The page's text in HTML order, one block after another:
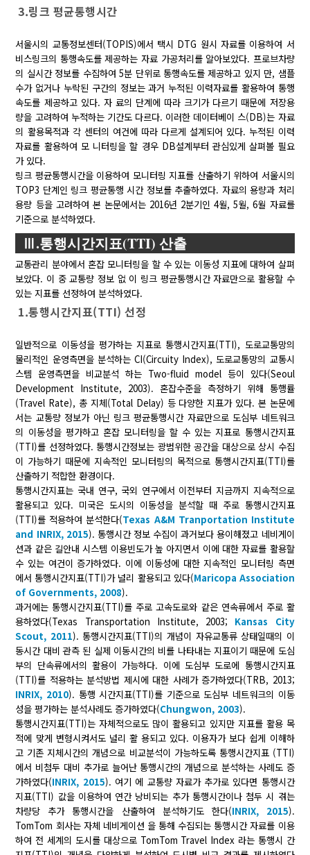
3.링크 평균통행시간
서울시의 교통정보센터(TOPIS)에서 택시 DTG 원시 자료를 이용하여 서
비스링크의 통행속도를 제공하는 자료 가공처리를 알아보았다. 프로브차량
의 실시간 정보를 수집하여 5분 단위로 통행속도를 제공하고 있지 만, 샘플
수가 없거나 누락된 구간의 정보는 과거 누적된 이력자료를 활용하여 통행
속도를 제공하고 있다. 자 료의 단계에 따라 크기가 다르기 때문에 저장용
량을 고려하여 누적하는 기간도 다르다. 이러한 데이터베이 스(DB)는 자료
의 활용목적과 각 센터의 여건에 따라 다르게 설계되어 있다. 누적된 이력
자료를 활용하여 모 니터링을 할 경우 DB설계부터 관심있게 살펴볼 필요
가 있다.
링크 평균통행시간을 이용하여 모니터링 지표를 산출하기 위하여 서울시의
TOP3 단계인 링크 평균통행 시간 정보를 추출하였다. 자료의 용량과 처리
용량 등을 고려하여 본 논문에서는 2016년 2분기인 4월, 5월, 6월 자료를
기준으로 분석하였다.
Ⅲ.통행시간지표(TTI) 산출
교통관리 분야에서 혼잡 모니터링을 할 수 있는 이동성 지표에 대하여 살펴
보았다. 이 중 교통량 정보 없 이 링크 평균통행시간 자료만으로 활용할 수
있는 지표를 선정하여 분석하였다.
1.통행시간지표(TTI) 선정
일반적으로 이동성을 평가하는 지표로 통행시간지표(TTI), 도로교통망의
물리적인 운영측면을 분석하는 CI(Circuity Index), 도로교통망의 교통시
스템 운영측면을 비교분석 하는 Two-fluid model 등이 있다(Seoul
Development Institute, 2003). 혼잡수준을 측정하기 위해 통행률
(Travel Rate), 총 지체(Total Delay) 등 다양한 지표가 있다. 본 논문에
서는 교통량 정보가 아닌 링크 평균통행시간 자료만으로 도심부 네트워크
의 이동성을 평가하고 혼잡 모니터링을 할 수 있는 지표로 통행시간지표
(TTI)를 선정하였다. 통행시간정보는 광범위한 공간을 대상으로 상시 수집
이 가능하기 때문에 지속적인 모니터링의 목적으로 통행시간지표(TTI)를
산출하기 적합한 환경이다.
통행시간지표는 국내 연구, 국외 연구에서 이전부터 지금까지 지속적으로
활용되고 있다. 미국은 도시의 이동성을 분석할 때 주로 통행시간지표
(TTI)를 적용하여 분석한다(Texas A&M Tranportation Institute
and INRIX, 2015). 통행시간 정보 수집이 과거보다 용이해졌고 네비게이
션과 같은 길안내 시스템 이용빈도가 높 아지면서 이에 대한 자료를 활용할
수 있는 여건이 증가하였다. 이에 이동성에 대한 지속적인 모니터링 측면
에서 통행시간지표(TTI)가 널리 활용되고 있다(Maricopa Association
of Governments, 2008).
과거에는 통행시간지표(TTI)를 주로 고속도로와 같은 연속류에서 주로 활
용하였다(Texas Transportation Institute, 2003; Kansas City
Scout, 2011). 통행시간지표(TTI)의 개념이 자유교통류 상태일때의 이
동시간 대비 관측 된 실제 이동시간의 비를 나타내는 지표이기 때문에 도심
부의 단속류에서의 활용이 가능하다. 이에 도심부 도로에 통행시간지표
(TTI)를 적용하는 분석방법 제시에 대한 사례가 증가하였다(TRB, 2013;
INRIX, 2010). 통행 시간지표(TTI)를 기준으로 도심부 네트워크의 이동
성을 평가하는 분석사례도 증가하였다(Chungwon, 2003).
통행시간지표(TTI)는 자체적으로도 많이 활용되고 있지만 지표를 활용 목
적에 맞게 변형시켜서도 널리 활 용되고 있다. 이용자가 보다 쉽게 이해하
고 기존 지체시간의 개념으로 비교분석이 가능하도록 통행시간지표 (TTI)
에서 비첨두 대비 추가로 늘어난 통행시간의 개념으로 분석하는 사례도 증
가하였다(INRIX, 2015). 여기 에 교통량 자료가 추가로 있다면 통행시간
지표(TTI) 값을 이용하여 연간 낭비되는 추가 통행시간이나 첨두 시 겪는
차량당 추가 통행시간을 산출하여 분석하기도 한다(INRIX, 2015).
TomTom 회사는 자체 네비게이션 을 통해 수집되는 통행시간 자료를 이용
하여 전 세계의 도시를 대상으로 TomTom Travel Index 라는 통행시 간